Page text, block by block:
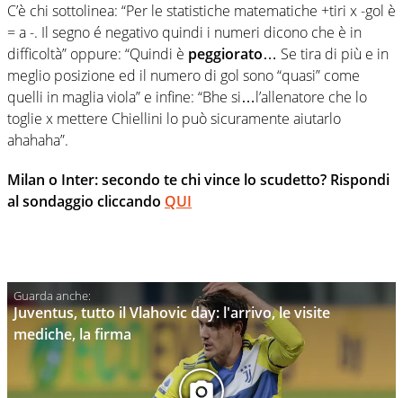
C’è chi sottolinea: “Per le statistiche matematiche +tiri x -gol è
= a -. Il segno é negativo quindi i numeri dicono che è in
difficoltà” oppure: “Quindi è peggiorato… Se tira di più e in
meglio posizione ed il numero di gol sono “quasi” come
quelli in maglia viola” e infine: “Bhe si…l’allenatore che lo
toglie x mettere Chiellini lo può sicuramente aiutarlo
ahahaha”.
Milan o Inter: secondo te chi vince lo scudetto? Rispondi
al sondaggio cliccando QUI
Juventus, tutto il Vlahovic day: l'arrivo, le visite
mediche, la firma